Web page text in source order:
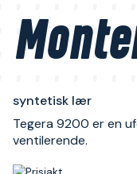
syntetisk lær
Tegera 9200 er en
ventilerende.